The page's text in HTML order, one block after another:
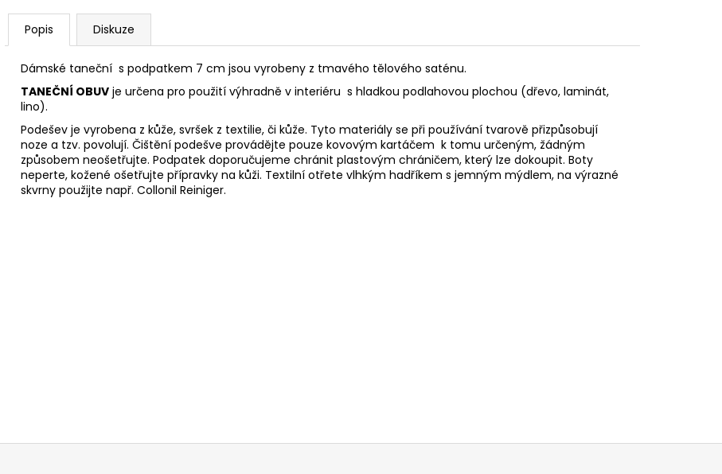
Popis Diskuze
Dámské taneční s podpatkem 7 cm jsou vyrobeny z tmavého tělového saténu.
TANEČNÍ OBUV je určena pro použití výhradně v interiéru s hladkou podlahovou plochou (dřevo, laminát,
lino).
Podešev je vyrobena z kůže, svršek z textilie, či kůže. Tyto materiály se při používání tvarově přizpůsobují
noze a tzv. povolují. Čištění podešve provádějte pouze kovovým kartáčem k tomu určeným, žádným
způsobem neošetřujte. Podpatek doporučujeme chránit plastovým chráničem, který lze dokoupit. Boty
neperte, kožené ošetřujte přípravky na kůži. Textilní otřete vlhkým hadříkem s jemným mýdlem, na výrazné
skvrny použijte např. Collonil Reiniger.